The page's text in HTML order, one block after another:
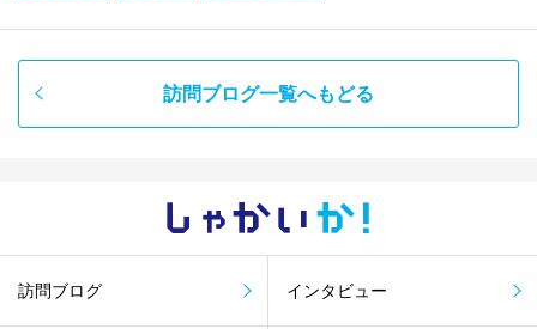
訪問ブログ一覧へもどる
しゃかい か！
訪問ブログ インタビュー